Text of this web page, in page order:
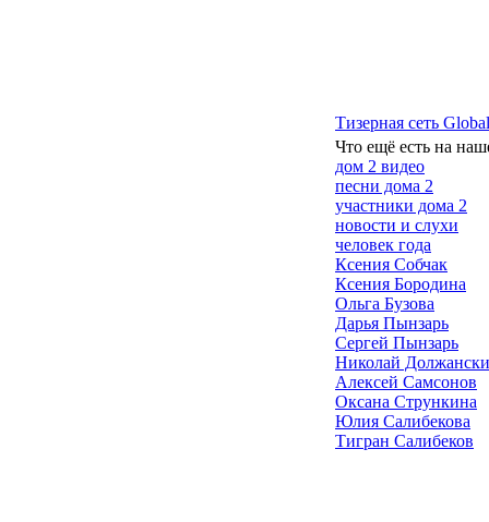
Тизерная сеть
Что ещё есть на
дом 2 видео
песни дома 2
участники дома 2
новости и слухи
человек года
Ксения Собчак
Ксения Бородина
Ольга Бузова
Дарья Пынзарь
Сергей Пынзарь
Николай
Алексей Самсонов
Оксана Стрункина
Юлия Салибекова
Тигран Салибеков